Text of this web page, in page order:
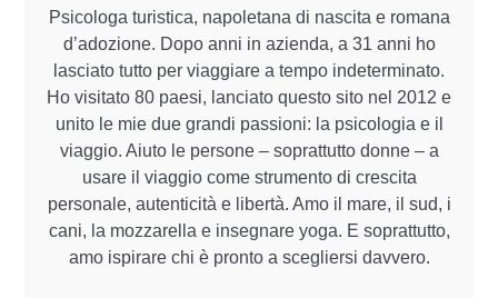
Psicologa turistica, napoletana di nascita e romana
d’adozione. Dopo anni in azienda, a 31 anni ho
lasciato tutto per viaggiare a tempo indeterminato.
Ho visitato 80 paesi, lanciato questo sito nel 2012 e
unito le mie due grandi passioni: la psicologia e il
viaggio. Aiuto le persone – soprattutto donne – a
usare il viaggio come strumento di crescita
personale, autenticità e libertà. Amo il mare, il sud, i
cani, la mozzarella e insegnare yoga. E soprattutto,
amo ispirare chi è pronto a scegliersi davvero.